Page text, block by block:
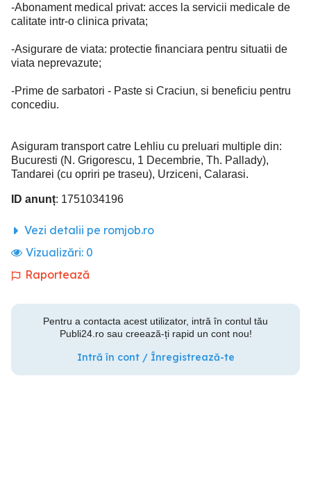
-Abonament medical privat: acces la servicii medicale de
calitate intr-o clinica privata;
-Asigurare de viata: protectie financiara pentru situatii de
viata neprevazute;
-Prime de sarbatori - Paste si Craciun, si beneficiu pentru
concediu.
Asiguram transport catre Lehliu cu preluari multiple din:
Bucuresti (N. Grigorescu, 1 Decembrie, Th. Pallady),
Tandarei (cu opriri pe traseu), Urziceni, Calarasi.
ID anunț: 1751034196
Vezi detalii pe romjob.ro
Vizualizări: 0
Raportează
Pentru a contacta acest utilizator, intră în contul tău
Publi24.ro sau creează-ți rapid un cont nou!
Intră în cont / Înregistrează-te